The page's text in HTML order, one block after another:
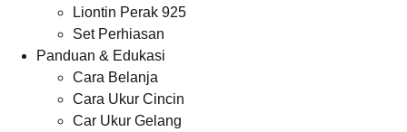
Liontin Perak 925
Set Perhiasan
Panduan & Edukasi
Cara Belanja
Cara Ukur Cincin
Car Ukur Gelang